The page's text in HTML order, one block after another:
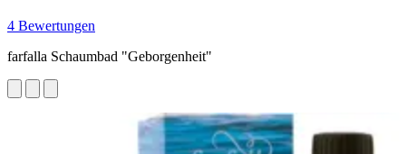
4 Bewertungen
farfalla Schaumbad "Geborgenheit"